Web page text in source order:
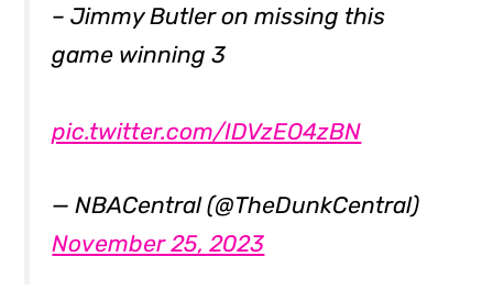
– Jimmy Butler on missing this
game winning 3
pic.twitter.com/IDVzEO4zBN
— NBACentral (@TheDunkCentral)
November 25, 2023